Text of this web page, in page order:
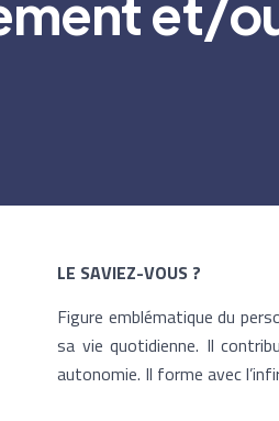
et/
LE SAVIEZ-VOUS ?
Figure emblématique du
sa vie quotidienne. Il
autonomie. Il forme avec